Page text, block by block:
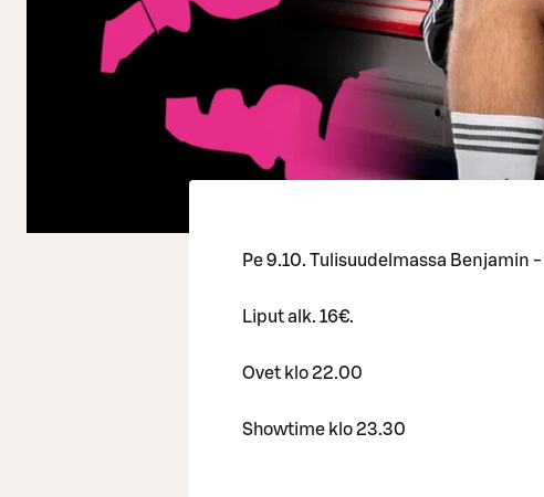
Pe 9.10. Tulisuudelmassa Benjamin
Liput alk. 16€.
Ovet klo 22.00
Showtime klo 23.30